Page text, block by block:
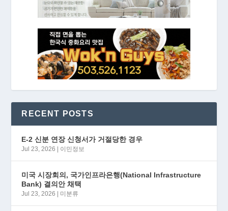
RECENT POSTS
E-2 신분 연장 신청서가 거절당한 경우
Jul 23, 2026 | 이민정보
미국 시장회의, 국가인프라은행(National Infrastructure
Bank) 결의안 채택
Jul 23, 2026 | 미분류